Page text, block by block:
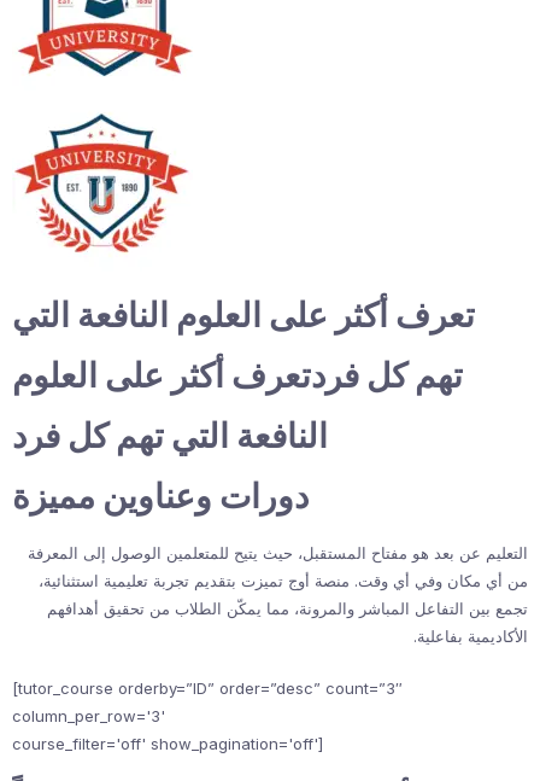
تعرف أكثر على العلوم النافعة التي
تهم كل فردتعرف أكثر على العلوم
النافعة التي تهم كل فرد
دورات وعناوين مميزة
التعليم عن بعد هو مفتاح المستقبل، حيث يتيح للمتعلمين الوصول إلى المعرفة
من أي مكان وفي أي وقت. منصة أوج تميزت بتقديم تجربة تعليمية استثنائية،
تجمع بين التفاعل المباشر والمرونة، مما يمكّن الطلاب من تحقيق أهدافهم
الأكاديمية بفاعلية.
[tutor_course orderby=”ID” order=”desc” count=”3″
column_per_row='3'
course_filter='off' show_pagination='off']